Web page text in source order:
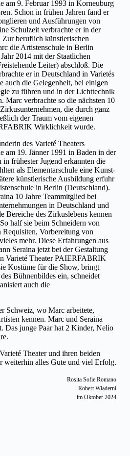
9. Februar 1993 in Korneuburg
Schon in frühen Jahren fand er
und Ausführungen von
Schulzeit verbrachte er in der
beruflich künstlerischen
die Artistenschule in Berlin
2014 mit der Staatlichen
Leiter) abschloß. Die
er in Deutschland in Varietés
auch die Gelegenheit, bei einigen
zu führen und in der Lichttechnik
Marc verbrachte so die nächsten 10
die durch ganz
der Traum vom eigenen
Wirklichkeit wurde.
des Varieté Theaters
19. Jänner 1991 in Baden in der
in frühester Jugend erkannten die
als Elementarschule eine Kunst-
künstlerische Ausbildung erfuhr
in Berlin (Deutschland).
10 Jahre Teammitglied bei
in Deutschland und
Bereiche des Zirkuslebens kennen
half sie beim Schneidern von
Vorbereitung von
mehr. Diese Erfahrungen aus
Seraina jetzt bei der Gestaltung
Varieté Theater PAIERFABRIK
Kostüme für die Show, bringt
Bühnenbildes ein, schneidet
auch die
Schweiz, wo Marc arbeitete,
kennen. Marc und Seraina
Das junge Paar hat 2 Kinder, Nelio
Theater und ihren beiden
weiterhin alles Gute und viel Erfolg.
Rosita Sofie Romano
Robert Wiaderni
im Oktober 2024